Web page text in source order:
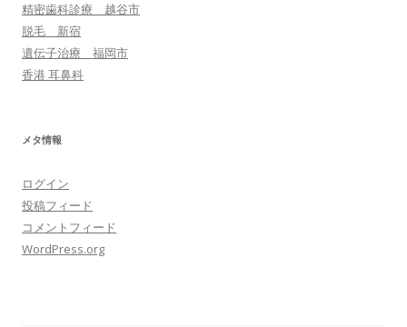
精密歯科診療 越谷市
脱毛 新宿
遺伝子治療 福岡市
香港 耳鼻科
メタ情報
ログイン
投稿フィード
コメントフィード
WordPress.org